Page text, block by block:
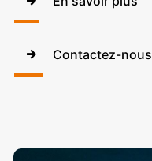
Contactez-nous